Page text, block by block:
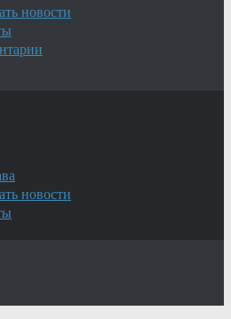
новости
новости